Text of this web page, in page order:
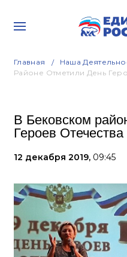
Главная Наша
Районе Отметили День
В Бековском
Героев Отечества
12 декабря 2019, 09:45